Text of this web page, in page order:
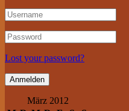
Lost your password?
März 2012